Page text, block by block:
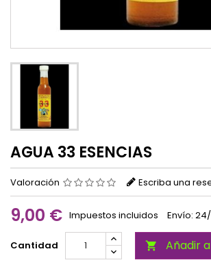
AGUA 33 ESENCIAS
Valoración Escriba una
9,00 € Impuestos incluidos Envío:
Cantidad  Añadir